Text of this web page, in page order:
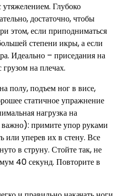
Глубоко
достаточно, чтобы
этом, если приподниматься
степени икры, а если
Идеально – приседания на
на плечах.
полу, подъем ног в висе,
статичное упражнение
нагрузка на
примите упор руками
или уперев их в стену. Все
в струну. Стойте так, не
40 секунд. Повторите в